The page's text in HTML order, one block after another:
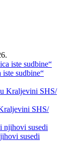
sudbine“
SHS/
susedi